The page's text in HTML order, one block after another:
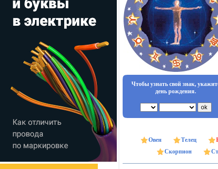
Чтобы узнать свой знак,
день рождения.
Овен Телец
Скорпион